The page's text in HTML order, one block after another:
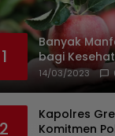
1
Banyak
bagi
Anda ketahui
14/03/2023
2
Kapolres
Komitmen